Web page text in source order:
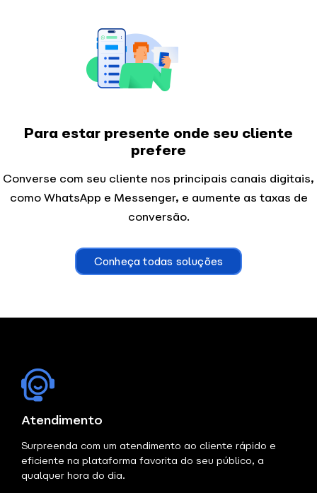
Para estar presente onde seu cliente
prefere
Converse com seu cliente nos principais canais digitais,
como WhatsApp e Messenger, e aumente as taxas de
conversão.
Conheça todas soluções
Atendimento
Surpreenda com um atendimento ao cliente rápido e
eficiente na plataforma favorita do seu público, a
qualquer hora do dia.